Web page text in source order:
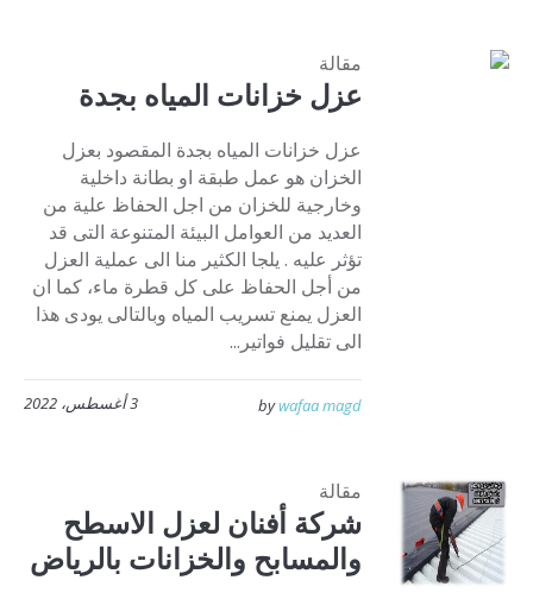
مقالة
عزل خزانات المياه بجدة
عزل خزانات المياه بجدة المقصود بعزل
الخزان هو عمل طبقة او بطانة داخلية
وخارجية للخزان من اجل الحفاظ علية من
العديد من العوامل البيئة المتنوعة التى قد
تؤثر عليه . يلجا الكثير منا الى عملية العزل
من أجل الحفاظ على كل قطرة ماء، كما ان
العزل يمنع تسريب المياه وبالتالى يودى هذا
الى تقليل فواتير...
3 أغسطس، 2022 bywafaa magd
مقالة
شركة أفنان لعزل الاسطح
والمسابح والخزانات بالرياض